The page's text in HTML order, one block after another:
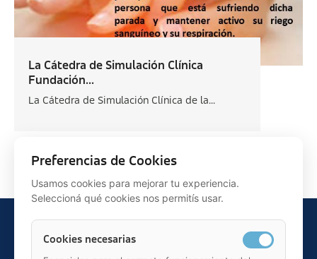
La Cátedra de Simulación Clínica
Fundación...
La Cátedra de Simulación Clínica de la...
Preferencias de Cookies
Usamos cookies para mejorar tu experiencia.
Seleccioná qué cookies nos permitís usar.
Cookies necesarias